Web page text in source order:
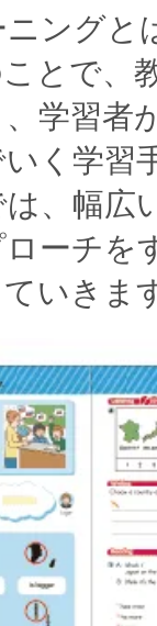
ングと
とで、
学習者
く学習
、幅広
ーチを
いきま